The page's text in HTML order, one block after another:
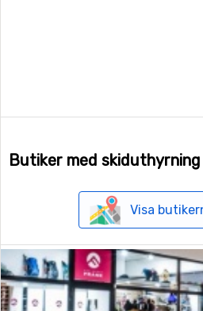
Butiker med
Visa